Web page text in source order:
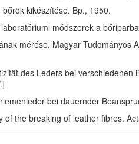
kikészítése. Bp., 1950.
módszerek a
mérése. Magyar Tudományos
des Leders bei
bei dauernder
of the breaking of leather fibres.